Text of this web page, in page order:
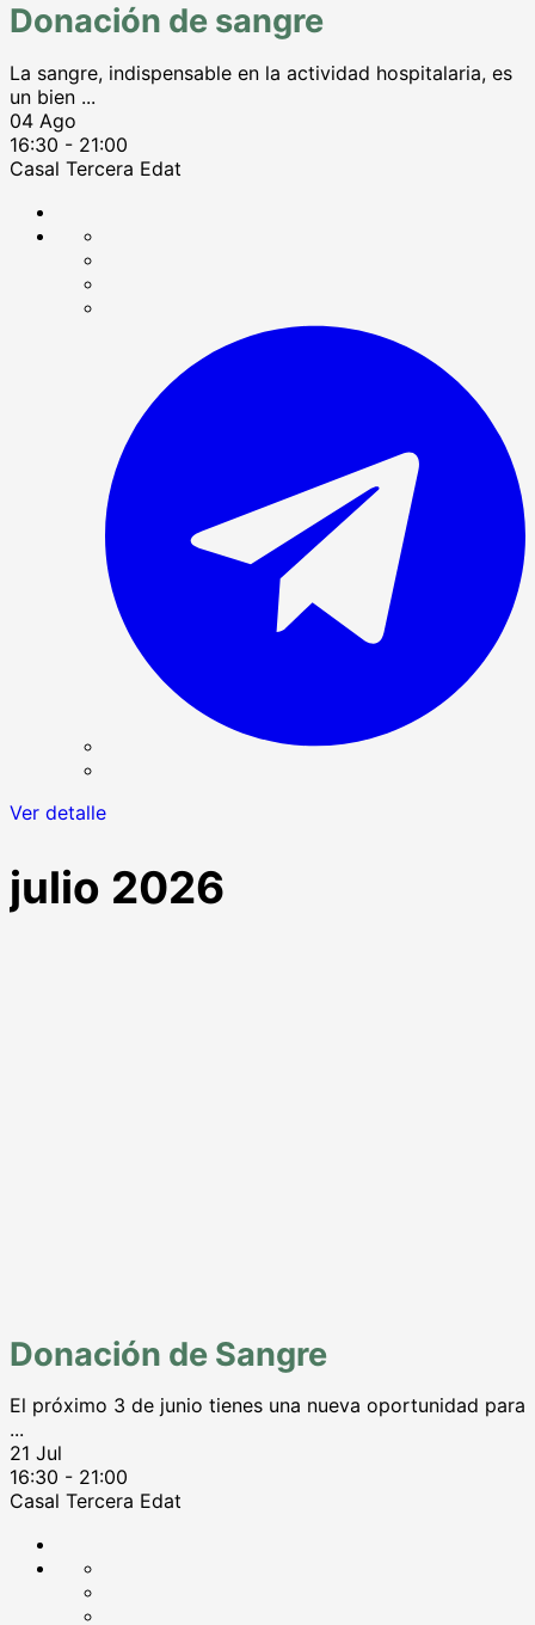
Donación de sangre
La sangre, indispensable en la actividad hospitalaria, es
un bien ...
04 Ago
16:30 - 21:00
Casal Tercera Edat
Ver detalle
julio 2026
Donación de Sangre
El próximo 3 de junio tienes una nueva oportunidad para
...
21 Jul
16:30 - 21:00
Casal Tercera Edat